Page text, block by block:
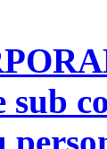
sub